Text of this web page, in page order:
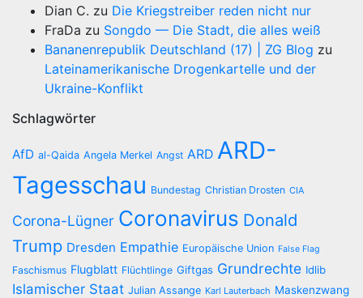
Dian C. zu Die Kriegstreiber reden nicht nur
FraDa zu Songdo — Die Stadt, die alles weiß
Bananenrepublik Deutschland (17) | ZG Blog zu
Lateinamerikanische Drogenkartelle und der
Ukraine-Konflikt
Schlagwörter
AfD al-Qaida Angela Merkel Angst ARD ARD-
Tagesschau Bundestag Christian Drosten CIA
Corona-Lügner Coronavirus Donald
Trump Dresden Empathie Europäische Union False Flag
Faschismus Flugblatt Flüchtlinge Giftgas Grundrechte Idlib
Islamischer Staat Julian Assange Karl Lauterbach Maskenzwang